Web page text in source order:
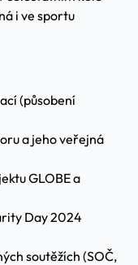
i ve sportu
(působení
a jeho veřejná
GLOBE a
Day 2024
soutěžích (SOČ,